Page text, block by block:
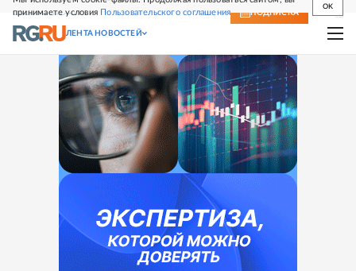
принимаете условия Пользовательского соглашения
OK
СВЕЖИЙ НОМЕР ПОДПИСКА
ЛЕНТА НОВОСТЕЙ